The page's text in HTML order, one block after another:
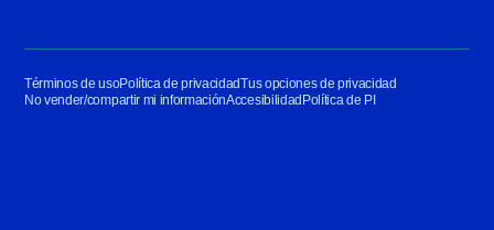
Términos de usoPolítica de privacidadTus opciones de privacidad
No vender/compartir mi informaciónAccesibilidad Política de PI